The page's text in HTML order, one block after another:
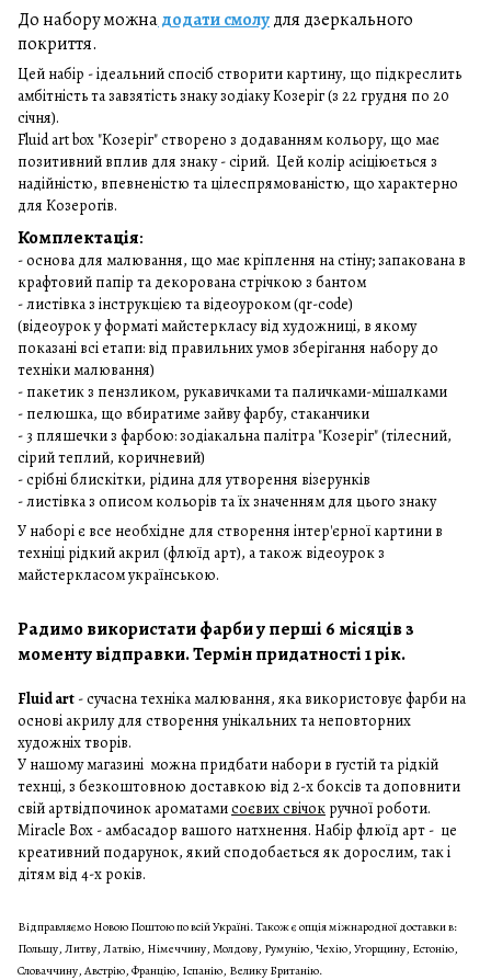
До набору можнадодати смолудля дзеркального
покриття.
Цей набір - ідеальний спосіб створити картину, що підкреслить
амбітність та завзятість знаку зодіаку Козеріг (з 22 грудня по 20
січня).
Fluid art box "Козеріг" створено з додаванням кольору, що має
позитивний вплив для знаку - сірий. Цей колір асіціюється з
надійністю, впевненістю та цілеспрямованістю, що характерно
для Козерогів.
Комплектація:
- основа для малювання, що має кріплення на стіну; запакована в
крафтовий папір та декорована стрічкою з бантом
- листівка з інструкцією та відеоуроком (qr-code)
(відеоурок у форматі майстеркласу від художниці, в якому
показані всі етапи: від правильних умов зберігання набору до
техніки малювання)
- пакетик з пензликом, рукавичками та паличками-мішалками
- пелюшка, що вбиратиме зайву фарбу, стаканчики
- 3 пляшечки з фарбою: зодіакальна палітра "Козеріг" (тілесний,
сірий теплий, коричневий)
- срібні блискітки, рідина для утворення візерунків
- листівка з описом кольорів та їх значенням для цього знаку
У наборі є все необхідне для створення інтер'єрної картини в
техніці рідкий акрил (флюїд арт), а також відеоурок з
майстеркласом українською.
Радимо використати фарби у перші 6 місяців з
моменту відправки. Термін придатності 1 рік.
Fluid art - сучасна техніка малювання, яка використовує фарби на
основі акрилу для створення унікальних та неповторних
художніх творів.
У нашомумагазині можна придбати набори в густійта рідкій
технці, з безкоштовною доставкою від 2-х боксів та доповнити
свій артвідпочинок ароматамисоєвих свічок ручної роботи.
Miracle Box - амбасадор вашого натхнення. Набір флюїд арт - це
креативний подарунок, який сподобається як дорослим, так і
дітям від 4-х років.
Відправляємо Новою Поштою по всій Україні. Також є опція міжнародної доставки в:
Польщу, Литву, Латвію, Німеччину, Молдову, Румунію, Чехію, Угорщину, Естонію,
Словаччину, Австрію, Францію, Іспанію, Велику Британію.